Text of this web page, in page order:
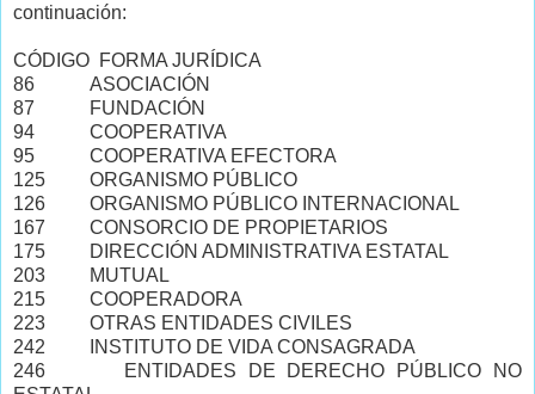
continuación:
CÓDIGO FORMA JURÍDICA
86
ASOCIACIÓN
87
FUNDACIÓN
94
COOPERATIVA
95
COOPERATIVA EFECTORA
125
ORGANISMO PÚBLICO
126
ORGANISMO PÚBLICO INTERNACIONAL
167
CONSORCIO DE PROPIETARIOS
175
DIRECCIÓN ADMINISTRATIVA ESTATAL
203
MUTUAL
215
COOPERADORA
223
OTRAS ENTIDADES CIVILES
242
INSTITUTO DE VIDA CONSAGRADA
246
ENTIDADES DE DERECHO PÚBLICO NO